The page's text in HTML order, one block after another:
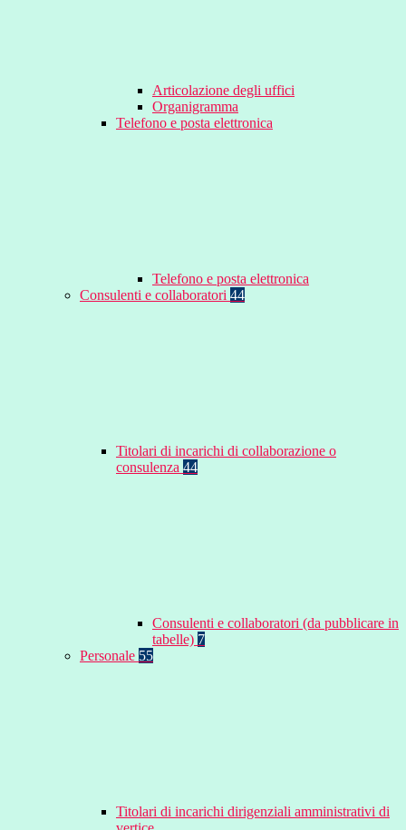
Articolazione degli uffici
Organigramma
Telefono e posta elettronica
Telefono e posta elettronica
Consulenti e collaboratori 44
Titolari di incarichi di collaborazione o
consulenza 44
Consulenti e collaboratori (da pubblicare in
tabelle) 7
Personale 55
Titolari di incarichi dirigenziali amministrativi di